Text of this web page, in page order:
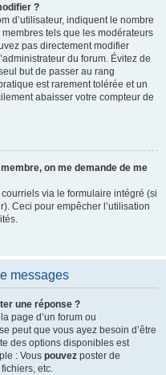
?
d’utilisateur, indiquent le nombre
tels que les modérateurs
pas directement modifier
du forum. Évitez de
but de passer au rang
est rarement tolérée et un
abaisser votre compteur de
on me demande de me
via le formulaire intégré (si
Ceci pour empêcher l’utilisation
messages
une réponse ?
page d’un forum ou
peut que vous ayez besoin d’être
des options disponibles est
: Vous pouvez poster de
etc.